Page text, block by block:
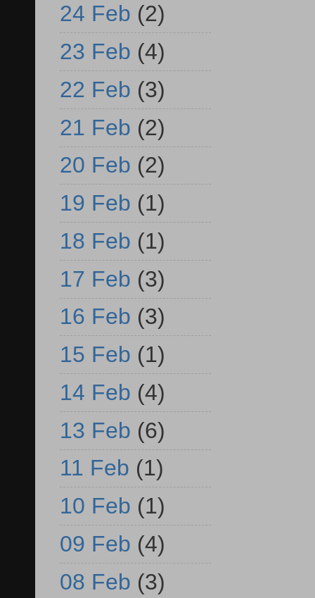
24 Feb (2)
23 Feb (4)
22 Feb (3)
21 Feb (2)
20 Feb (2)
19 Feb (1)
18 Feb (1)
17 Feb (3)
16 Feb (3)
15 Feb (1)
14 Feb (4)
13 Feb (6)
11 Feb (1)
10 Feb (1)
09 Feb (4)
08 Feb (3)